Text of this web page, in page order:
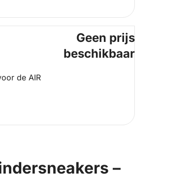
de AIR
Geen prijs
beschikbaar
–